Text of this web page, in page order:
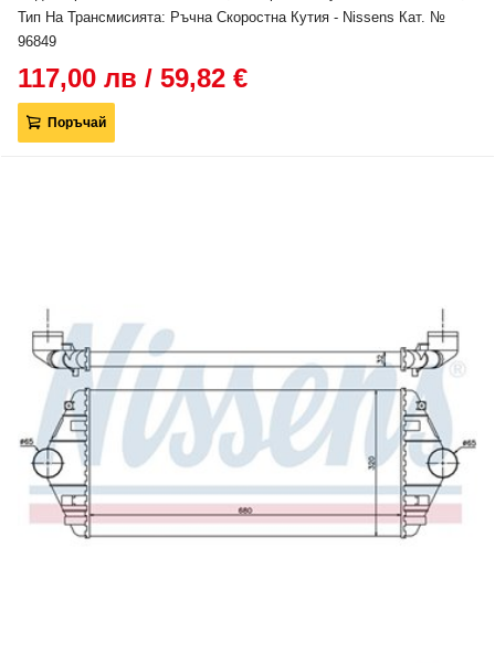
Тип На Трансмисията: Ръчна Скоростна Кутия - Nissens Кат. №
96849
117,00 лв / 59,82 €
Поръчай